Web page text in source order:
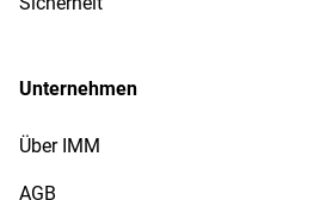
Unternehmen
Über IMM
AGB